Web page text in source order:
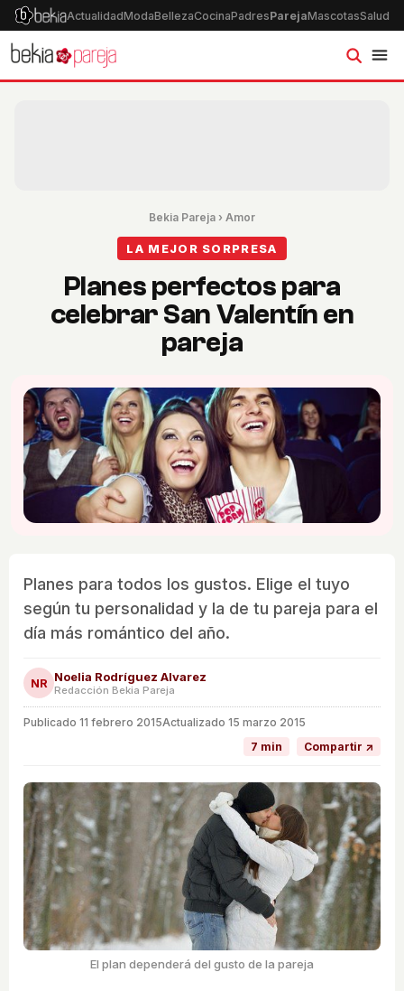
ActualidadModaBellezaCocinaPadresParejaMascotasSalud
Bekia Pareja › Amor
LA MEJOR SORPRESA
Planes perfectos para
celebrar San Valentín en
pareja
Planes para todos los gustos. Elige el tuyo
según tu personalidad y la de tu pareja para el
día más romántico del año.
NR Noelia Rodríguez Alvarez
Redacción Bekia Pareja
Publicado 11 febrero 2015Actualizado 15 marzo 2015
7 min
Compartir ↗
El plan dependerá del gusto de la pareja